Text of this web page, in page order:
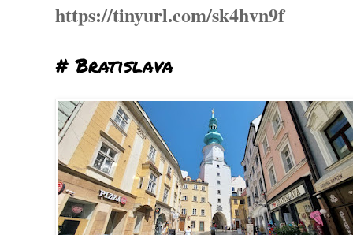
https://tinyurl.com/sk4hvn9f
# Bratislava